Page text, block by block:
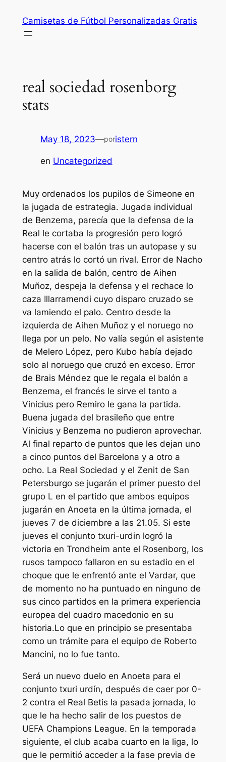
contenido
Camisetas de Fútbol Personalizadas Gratis
real sociedad rosenborg
stats
May 18, 2023—poristern
en Uncategorized
Muy ordenados los pupilos de Simeone en
la jugada de estrategia. Jugada individual
de Benzema, parecía que la defensa de la
Real le cortaba la progresión pero logró
hacerse con el balón tras un autopase y su
centro atrás lo cortó un rival. Error de Nacho
en la salida de balón, centro de Aihen
Muñoz, despeja la defensa y el rechace lo
caza Illarramendi cuyo disparo cruzado se
va lamiendo el palo. Centro desde la
izquierda de Aihen Muñoz y el noruego no
llega por un pelo. No valía según el asistente
de Melero López, pero Kubo había dejado
solo al noruego que cruzó en exceso. Error
de Brais Méndez que le regala el balón a
Benzema, el francés le sirve el tanto a
Vinicius pero Remiro le gana la partida.
Buena jugada del brasileño que entre
Vinicius y Benzema no pudieron aprovechar.
Al final reparto de puntos que les dejan uno
a cinco puntos del Barcelona y a otro a
ocho. La Real Sociedad y el Zenit de San
Petersburgo se jugarán el primer puesto del
grupo L en el partido que ambos equipos
jugarán en Anoeta en la última jornada, el
jueves 7 de diciembre a las 21.05. Si este
jueves el conjunto txuri-urdin logró la
victoria en Trondheim ante el Rosenborg, los
rusos tampoco fallaron en su estadio en el
choque que le enfrentó ante el Vardar, que
de momento no ha puntuado en ninguno de
sus cinco partidos en la primera experiencia
europea del cuadro macedonio en su
historia.Lo que en principio se presentaba
como un trámite para el equipo de Roberto
Mancini, no lo fue tanto.
Será un nuevo duelo en Anoeta para el
conjunto txuri urdín, después de caer por 0-
2 contra el Real Betis la pasada jornada, lo
que le ha hecho salir de los puestos de
UEFA Champions League. En la temporada
siguiente, el club acaba cuarto en la liga, lo
que le permitió acceder a la fase previa de